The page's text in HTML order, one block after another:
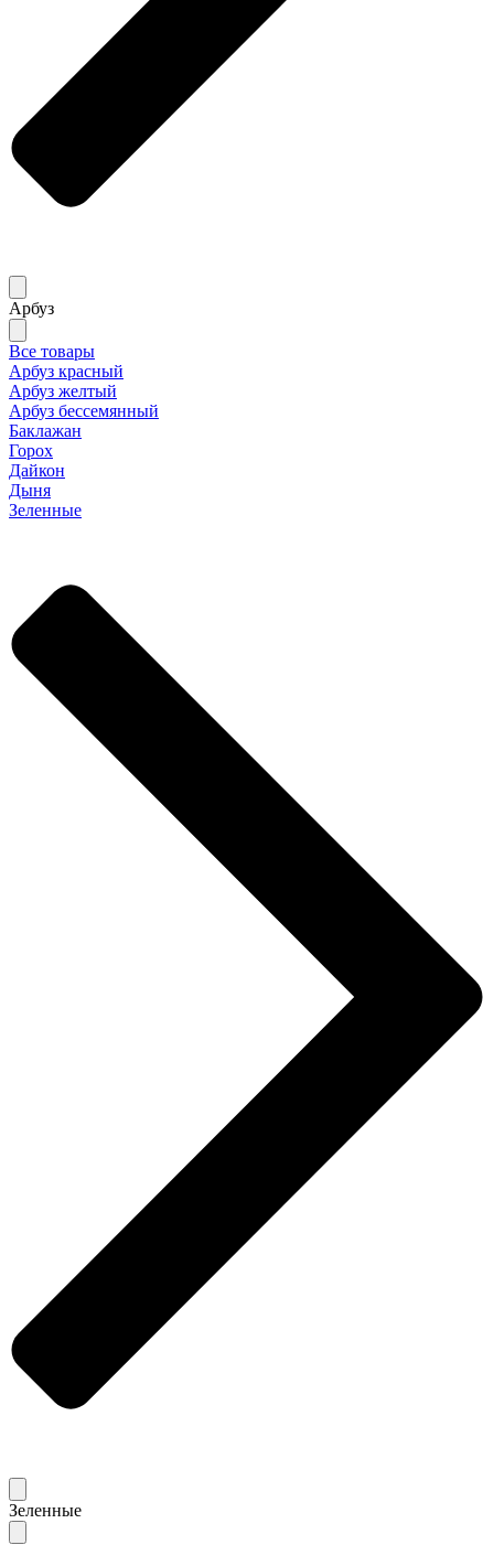
Арбуз
Все товары
Арбуз красный
Арбуз желтый
Арбуз бессемянный
Баклажан
Горох
Дайкон
Дыня
Зеленные
Зеленные